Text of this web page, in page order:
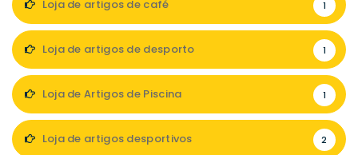
Loja de artigos de café 1
Loja de artigos de desporto 1
Loja de Artigos de Piscina 1
Loja de artigos desportivos 2